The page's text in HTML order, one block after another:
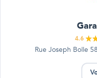
4.6
Rue Joseph Bolle